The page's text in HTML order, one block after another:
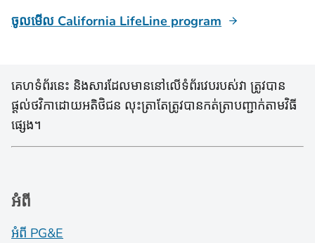
ចូលមើល California LifeLine program
គេហទំព័រនេះ និងសារដែលមាននៅលើទំព័រវេបរបស់វា ត្រូវបាន
ផ្តល់ថវិកាដោយអតិថិជន លុះត្រាតែត្រូវបានកត់ត្រាបញ្ជាក់តាមវិធី
ផ្សេង។
អំពី
អំពី PG&E